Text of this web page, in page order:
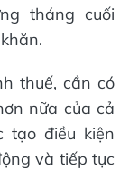
tháng cuối
thuế, cần có
nữa của cả
tạo điều kiện
và tiếp tục